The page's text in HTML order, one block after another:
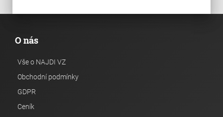
O nás
Vše o NAJDI VZ
Obchodní podmínky
GDPR
Ceník